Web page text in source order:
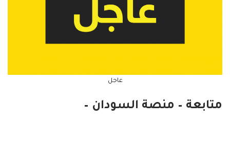
عاجل
متابعة – منصة السودان –